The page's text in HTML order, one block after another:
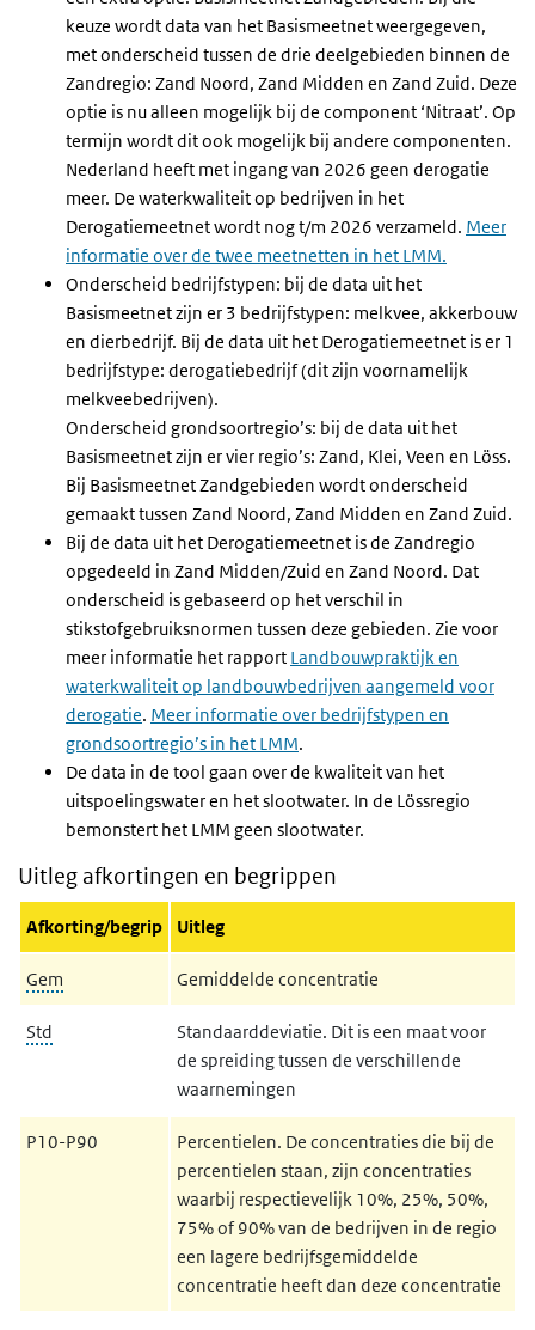
keuze wordt data van het Basismeetnet weergegeven,
met onderscheid tussen de drie deelgebieden binnen de
Zandregio: Zand Noord, Zand Midden en Zand Zuid. Deze
optie is nu alleen mogelijk bij de component ‘Nitraat’. Op
termijn wordt dit ook mogelijk bij andere componenten.
Nederland heeft met ingang van 2026 geen derogatie
meer. De waterkwaliteit op bedrijven in het
Derogatiemeetnet wordt nog t/m 2026 verzameld. Meer
informatie over de twee meetnetten in het LMM.
Onderscheid bedrijfstypen: bij de data uit het
Basismeetnet zijn er 3 bedrijfstypen: melkvee, akkerbouw
en dierbedrijf. Bij de data uit het Derogatiemeetnet is er 1
bedrijfstype: derogatiebedrijf (dit zijn voornamelijk
melkveebedrijven).
Onderscheid grondsoortregio’s: bij de data uit het
Basismeetnet zijn er vier regio’s: Zand, Klei, Veen en Löss.
Bij Basismeetnet Zandgebieden wordt onderscheid
gemaakt tussen Zand Noord, Zand Midden en Zand Zuid.
Bij de data uit het Derogatiemeetnet is de Zandregio
opgedeeld in Zand Midden/Zuid en Zand Noord. Dat
onderscheid is gebaseerd op het verschil in
stikstofgebruiksnormen tussen deze gebieden. Zie voor
meer informatie het rapport Landbouwpraktijk en
waterkwaliteit op landbouwbedrijven aangemeld voor
derogatie. Meer informatie over bedrijfstypen en
grondsoortregio’s in het LMM.
De data in de tool gaan over de kwaliteit van het
uitspoelingswater en het slootwater. In de Lössregio
bemonstert het LMM geen slootwater.
Uitleg afkortingen en begrippen
Afkorting/begrip Uitleg
Gem Gemiddelde concentratie
Std
Standaarddeviatie. Dit is een maat voor
de spreiding tussen de verschillende
waarnemingen
P10-P90
Percentielen. De concentraties die bij de
percentielen staan, zijn concentraties
waarbij respectievelijk 10%, 25%, 50%,
75% of 90% van de bedrijven in de regio
een lagere bedrijfsgemiddelde
concentratie heeft dan deze concentratie